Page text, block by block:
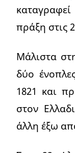
πράξη στις
Μάλιστα
δύο
1821 και
στον
άλλη έξω